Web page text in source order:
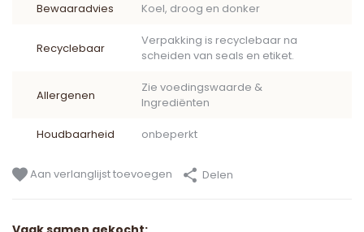
Bewaaradvies Koel, droog en donker
Recyclebaar
Verpakking is recyclebaar na
scheiden van seals en etiket.
Allergenen
Zie voedingswaarde &
Ingrediënten
Houdbaarheid onbeperkt
Aan verlanglijst toevoegen Delen